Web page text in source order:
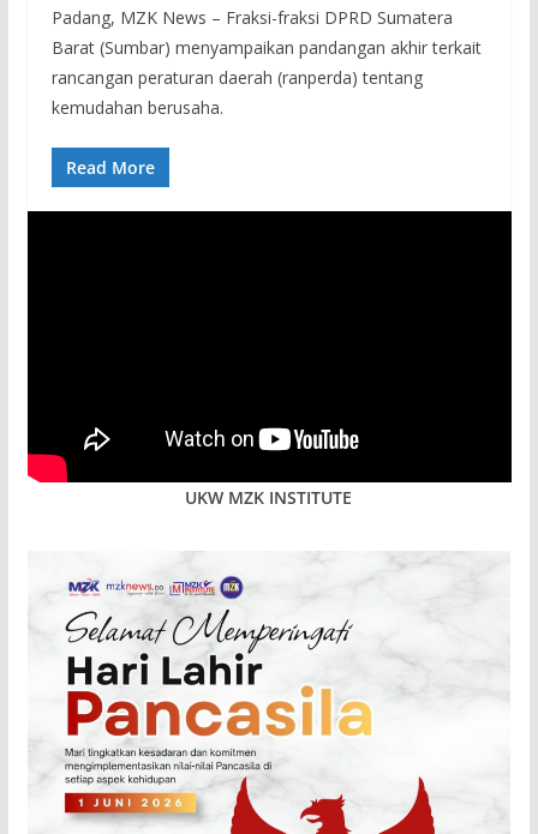
Padang, MZK News – Fraksi-fraksi DPRD Sumatera
Barat (Sumbar) menyampaikan pandangan akhir terkait
rancangan peraturan daerah (ranperda) tentang
kemudahan berusaha.
Read More
UKW MZK INSTITUTE